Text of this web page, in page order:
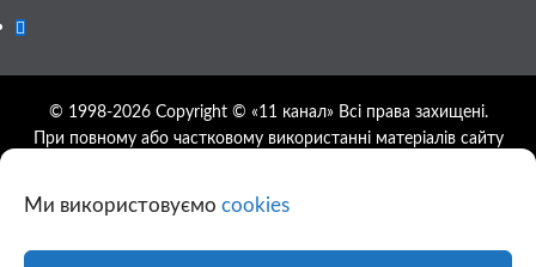
Ми використовуємо cookies
Google
© 1998-2026 Copyright © «11 канал» Всі права захищені.
При повному або частковому використанні матеріалів сайту